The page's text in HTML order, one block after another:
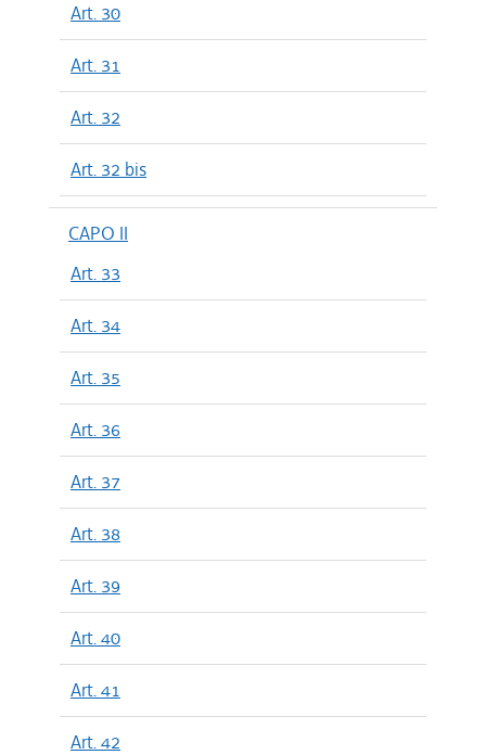
Art. 30
Art. 31
Art. 32
Art. 32 bis
CAPO II
Art. 33
Art. 34
Art. 35
Art. 36
Art. 37
Art. 38
Art. 39
Art. 40
Art. 41
Art. 42